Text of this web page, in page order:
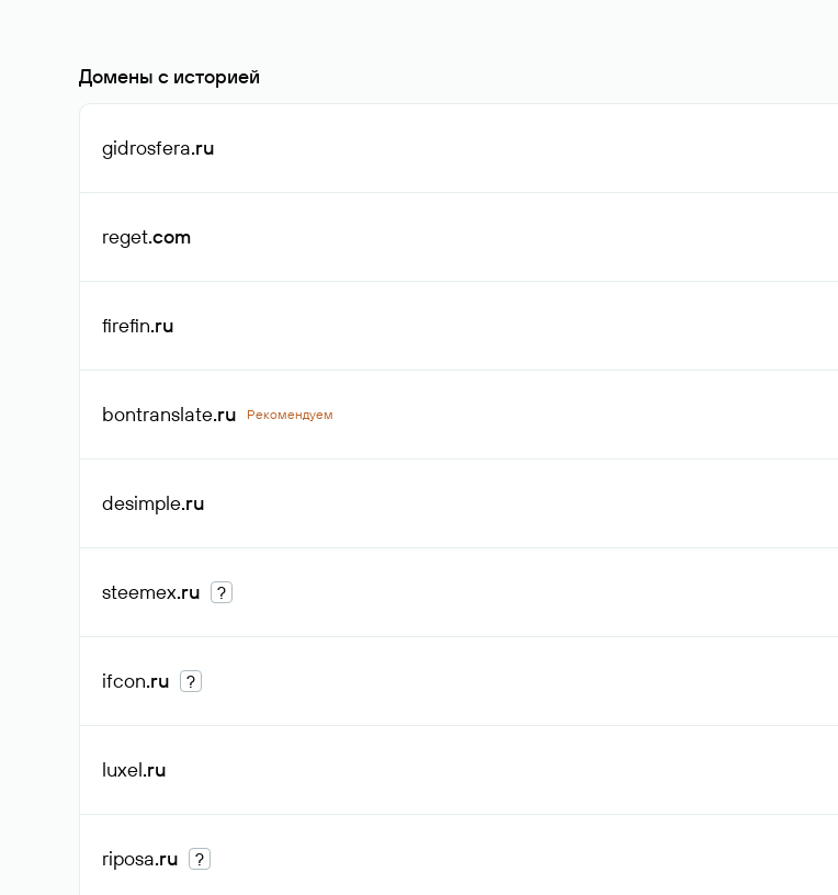
Домены с историей
gidrosfera.ru
reget.com
firefin.ru
bontranslate.ru Рекомендуем
desimple.ru
steemex.ru ?
ifcon.ru ?
luxel.ru
riposa.ru ?